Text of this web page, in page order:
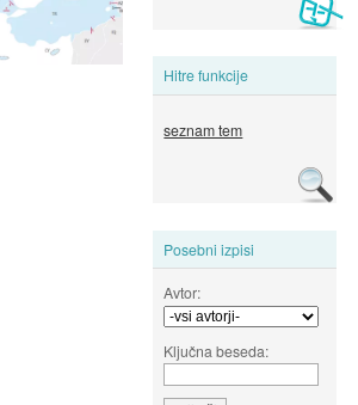
Hitre funkcije
seznam tem
Posebni izpisi
Avtor:
Ključna beseda: